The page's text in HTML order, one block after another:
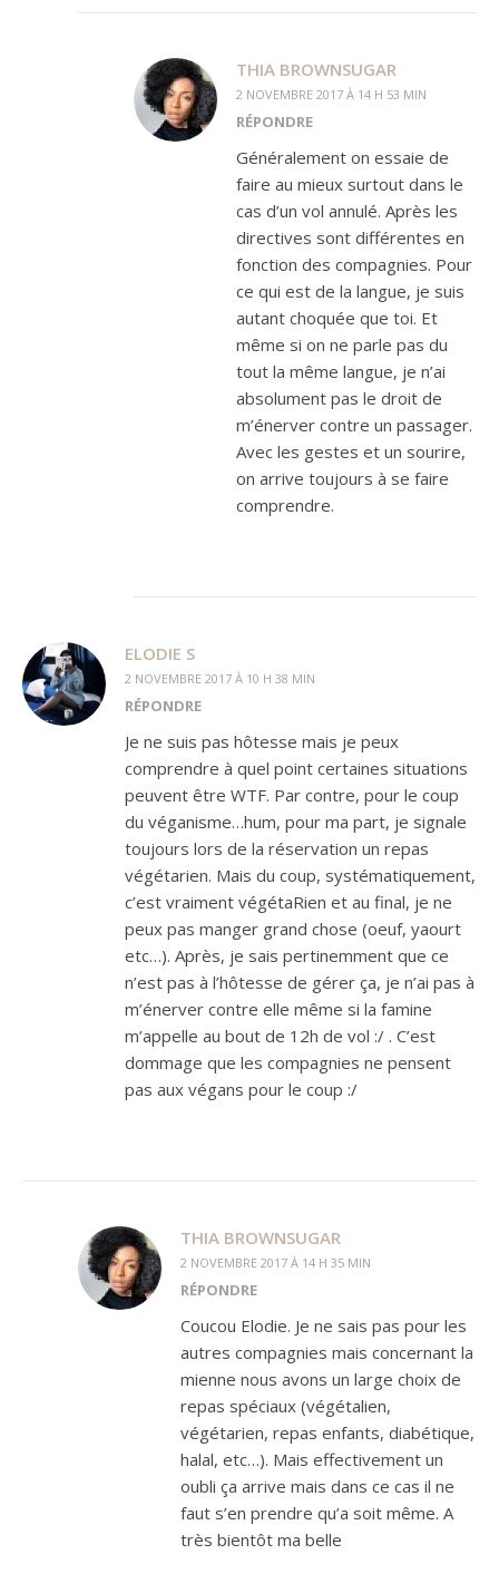
THIA BROWNSUGAR
2 NOVEMBRE 2017 À 14 H 53 MIN
RÉPONDRE
Généralement on essaie de
faire au mieux surtout dans le
cas d’un vol annulé. Après les
directives sont différentes en
fonction des compagnies. Pour
ce qui est de la langue, je suis
autant choquée que toi. Et
même si on ne parle pas du
tout la même langue, je n’ai
absolument pas le droit de
m’énerver contre un passager.
Avec les gestes et un sourire,
on arrive toujours à se faire
comprendre.
ELODIE S
2 NOVEMBRE 2017 À 10 H 38 MIN
RÉPONDRE
Je ne suis pas hôtesse mais je peux
comprendre à quel point certaines situations
peuvent être WTF. Par contre, pour le coup
du véganisme…hum, pour ma part, je signale
toujours lors de la réservation un repas
végétarien. Mais du coup, systématiquement,
c’est vraiment végétaRien et au final, je ne
peux pas manger grand chose (oeuf, yaourt
etc…). Après, je sais pertinemment que ce
n’est pas à l’hôtesse de gérer ça, je n’ai pas à
m’énerver contre elle même si la famine
m’appelle au bout de 12h de vol :/ . C’est
dommage que les compagnies ne pensent
pas aux végans pour le coup :/
THIA BROWNSUGAR
2 NOVEMBRE 2017 À 14 H 35 MIN
RÉPONDRE
Coucou Elodie. Je ne sais pas pour les
autres compagnies mais concernant la
mienne nous avons un large choix de
repas spéciaux (végétalien,
végétarien, repas enfants, diabétique,
halal, etc…). Mais effectivement un
oubli ça arrive mais dans ce cas il ne
faut s’en prendre qu’a soit même. A
très bientôt ma belle